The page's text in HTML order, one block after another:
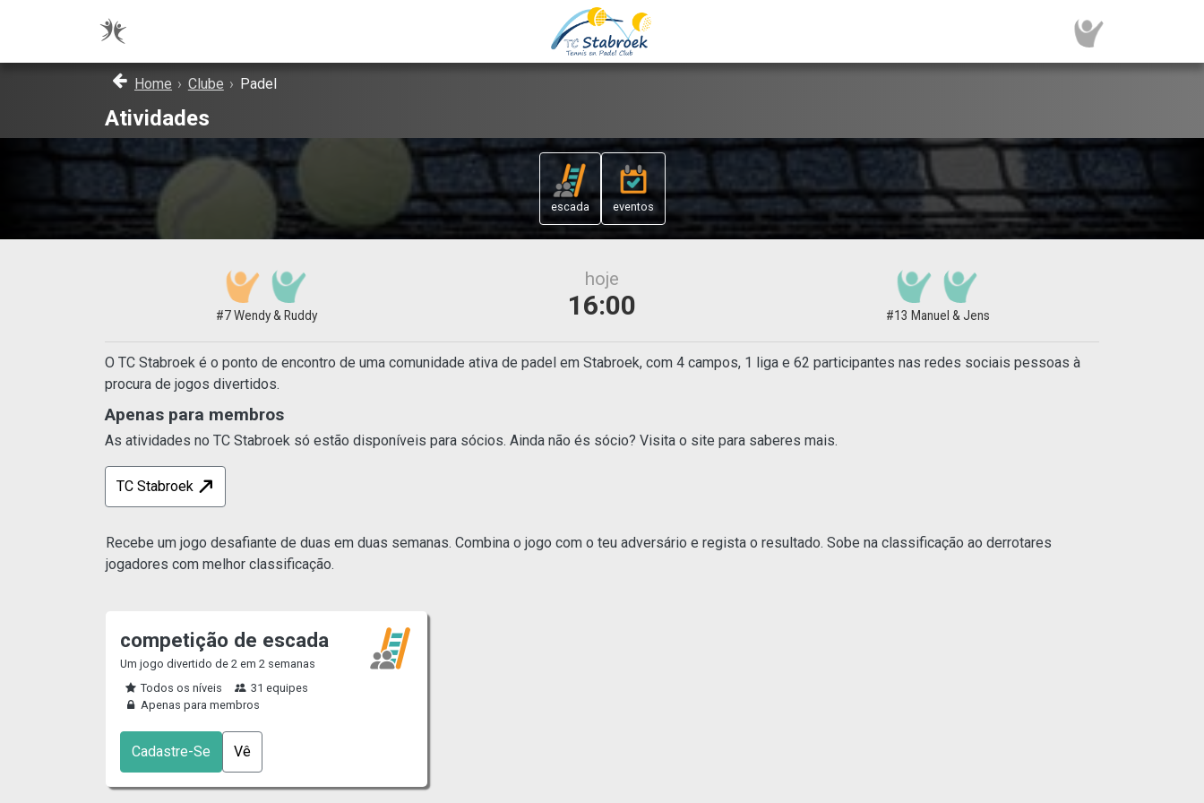
Home › Clube › Padel
Atividades
escada eventos
#7 Wendy & Ruddy
hoje
16:00 #13 Manuel & Jens
O TC Stabroek é o ponto de encontro de uma comunidade ativa de padel em Stabroek, com 4 campos, 1 liga e 62 participantes nas redes sociais pessoas à
procura de jogos divertidos.
Apenas para membros
As atividades no TC Stabroek só estão disponíveis para sócios. Ainda não és sócio? Visita o site para saberes mais.
TC Stabroek
Recebe um jogo desafiante de duas em duas semanas. Combina o jogo com o teu adversário e regista o resultado. Sobe na classificação ao derrotares
jogadores com melhor classificação.
competição de escada
Um jogo divertido de 2 em 2 semanas
Todos os níveis
31 equipes
Apenas para membros
Cadastre-Se Vê